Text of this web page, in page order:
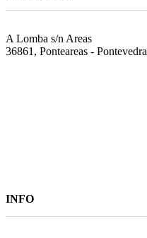
A Lomba s/n Areas
36861, Ponteareas - Pontevedra
INFO